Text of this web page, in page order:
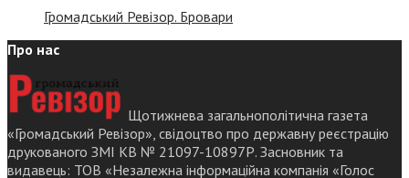
Громадський Ревізор. Бровари
Про нас
Щотижнева загальнополітична газета
«Громадський Ревізор», свідоцтво про державну реєстрацію
друкованого ЗМІ КВ № 21097-10897Р. Засновник та
видавець: ТОВ «Незалежна інформаційна компанія «Голос